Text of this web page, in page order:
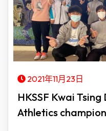
2021年11月23日
HKSSF Kwai
Athletics